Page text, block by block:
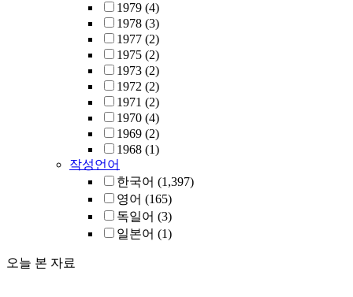
1979 (4)
1978 (3)
1977 (2)
1975 (2)
1973 (2)
1972 (2)
1971 (2)
1970 (4)
1969 (2)
1968 (1)
작성언어
한국어 (1,397)
영어 (165)
독일어 (3)
일본어 (1)
오늘 본 자료